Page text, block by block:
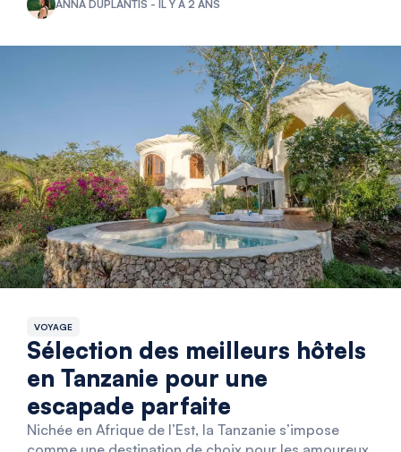
ANNA DUPLANTIS - IL Y A 2 ANS
VOYAGE
Sélection des meilleurs hôtels
en Tanzanie pour une
escapade parfaite
Nichée en Afrique de l’Est, la Tanzanie s’impose